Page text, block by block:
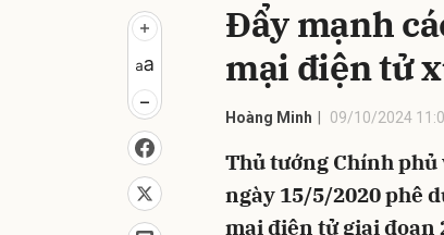
Đẩy mạnh
mại điện tử
Hoàng Minh 09/10/2024
Thủ tướng Chính phủ
ngày 15/5/2020 phê
mại điện tử giai đoạn